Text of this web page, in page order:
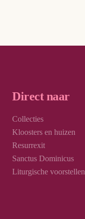
Direct naar
Collecties
Kloosters en huizen
Resurrexit
Sanctus Dominicus
Liturgische voorstellen